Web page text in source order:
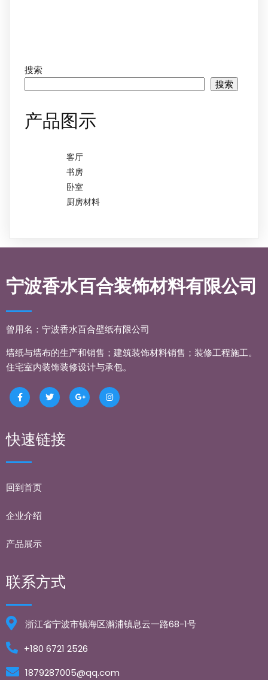
搜索
搜索
产品图示
客厅
书房
卧室
厨房材料
宁波香水百合装饰材料有限公司
曾用名：宁波香水百合壁纸有限公司
墙纸与墙布的生产和销售； 建筑装饰材料销售；装修工程施工。
住宅室内装饰装修设计与承包。
快速链接
回到首页
企业介绍
产品展示
联系方式
浙江省宁波市镇海区澥浦镇息云一路68-1号
+180 6721 2526
1879287005@qq.com